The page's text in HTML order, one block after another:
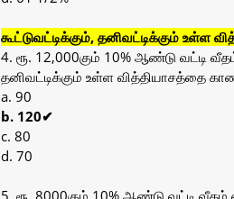
கூட்டுவட்டிக்கும், தனிவட்டிக்கும் உள்ள
4. ரூ. 12,000கும் 10% ஆண்டு வட்டி
தனிவட்டிக்கும் உள்ள வித்தியாசத்தை
a. 90
b. 120✔
c. 80
d. 70
5. ரூ. 8000கும் 10% ஆண்டு வட்டி வீதம்